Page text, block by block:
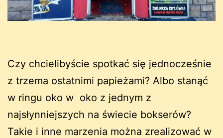
Czy chcielibyście spotkać się jednocześnie
z trzema ostatnimi papieżami? Albo stanąć
w ringu oko w oko z jednym z
najsłynniejszych na świecie bokserów?
Takie i inne marzenia można zrealizować w